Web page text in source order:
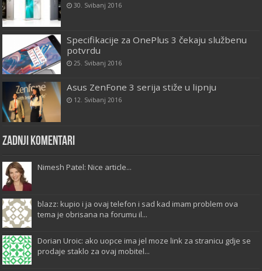
30. Svibanj 2016
Specifikacije za OnePlus 3 čekaju službenu
potvrdu
25. Svibanj 2016
Asus ZenFone 3 serija stiže u lipnju
12. Svibanj 2016
Zadnji komentari
Nimesh Patel: Nice article...
blazz: kupio i ja ovaj telefon i sad kad imam problem ova
tema je obrisana na forumu il...
Dorian Uroic: ako uopce ima jel moze link za stranicu gdje se
prodaje staklo za ovaj mobitel...